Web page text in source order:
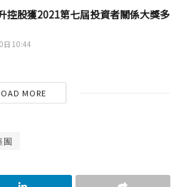
控股獲2021第七屆投資者關係大獎多
日 10:44
MORE
團